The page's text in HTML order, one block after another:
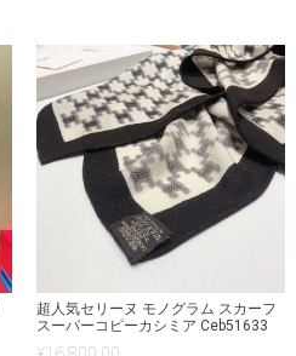
超人気セリーヌ モノグラム スカーフ
スーパーコピーカシミア Ceb51633